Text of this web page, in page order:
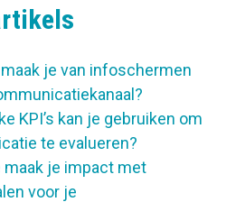
je van infoschermen
KPI’s kan je gebruiken om
te evalueren?
maak je impact met
voor je